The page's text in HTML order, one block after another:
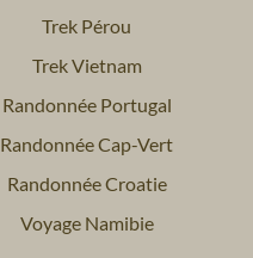
Trek Pérou
Trek Vietnam
Randonnée Portugal
Randonnée Cap-Vert
Randonnée Croatie
Voyage Namibie